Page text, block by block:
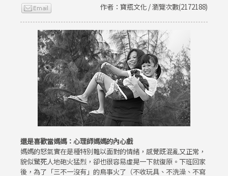
作者：寶瓶文化 / 瀏覽次數(2172188)
還是喜歡當媽媽：心理師媽媽的內心戲
媽媽的怒氣實在是種特別難以面對的情緒，感覺既混亂又正常，
貌似驚死人地砲火猛烈，卻也很容易虛晃一下就復原。下班回家
後，為了「三不一沒有」的鳥事火了（不收玩具、不洗澡、不寫